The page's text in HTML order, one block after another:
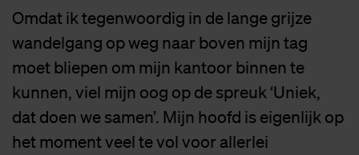
Omdat ik tegenwoordig in de lange grijze
wandelgang op weg naar boven mijn tag
moet bliepen om mijn kantoor binnen te
kunnen, viel mijn oog op de spreuk ‘Uniek,
dat doen we samen’. Mijn hoofd is eigenlijk op
het moment veel te vol voor allerlei